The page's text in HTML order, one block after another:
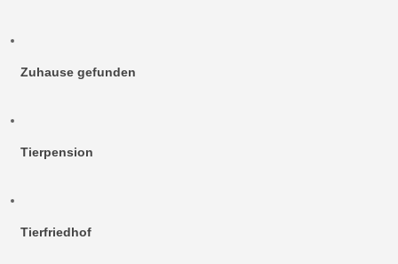
Zuhause gefunden
Tierpension
Tierfriedhof